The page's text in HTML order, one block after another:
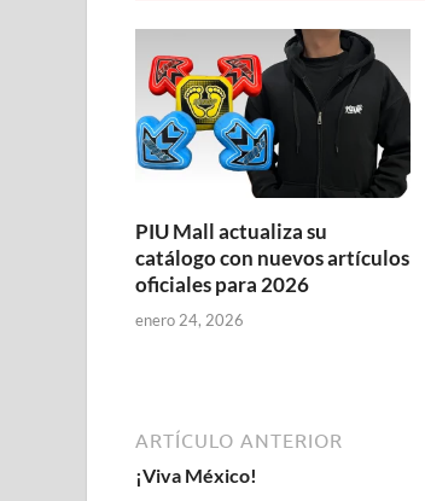
PIU Mall actualiza su
catálogo con nuevos artículos
oficiales para 2026
enero 24, 2026
ARTÍCULO ANTERIOR
¡Viva México!